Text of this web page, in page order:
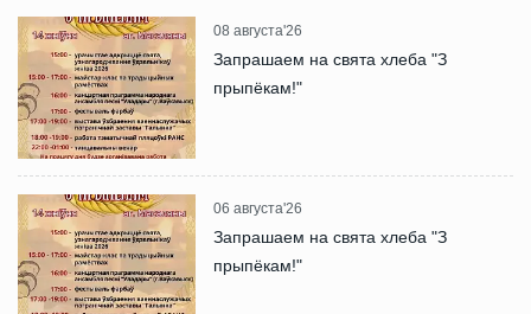
08 августа'26
Запрашаем на свята хлеба "З
прыпёкам!"
06 августа'26
Запрашаем на свята хлеба "З
прыпёкам!"